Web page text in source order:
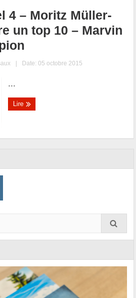
4 – Moritz Müller-
un top 10 – Marvin
| Date: 05 octobre 2015
...
Lire